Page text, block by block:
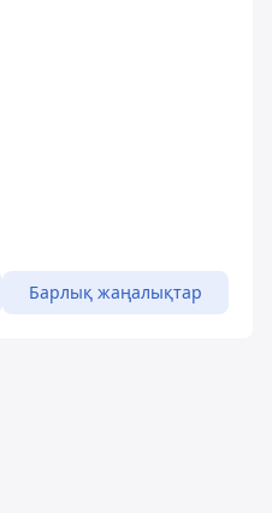
Барлық жаңалықтар